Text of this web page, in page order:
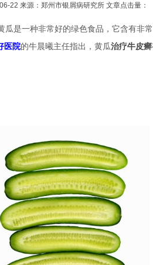
22 来源：郑州市银屑病研究所 文章点击量：
是一种非常好的绿色食品，它含有非
医院的牛晨曦主任指出，黄瓜治疗牛皮癣